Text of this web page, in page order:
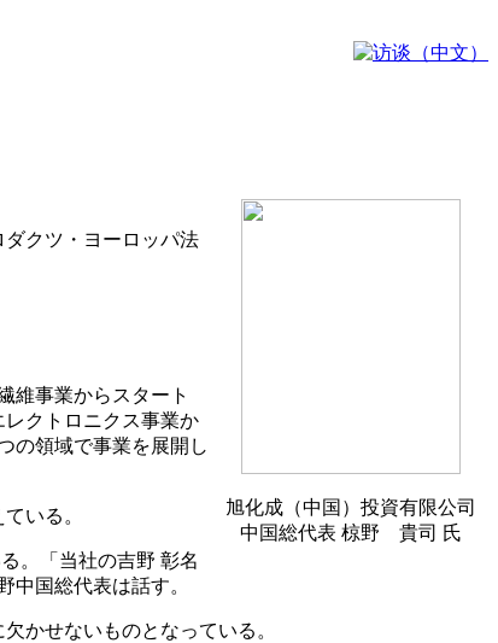
旭化成（中国）投資有限公司
中国総代表 椋野 貴司 氏
クツ・ヨーロッパ法
維事業からスタート
クトロニクス事業か
の領域で事業を展開し
いる。
。「当社の吉野 彰名
国総代表は話す。
かせないものとなっている。